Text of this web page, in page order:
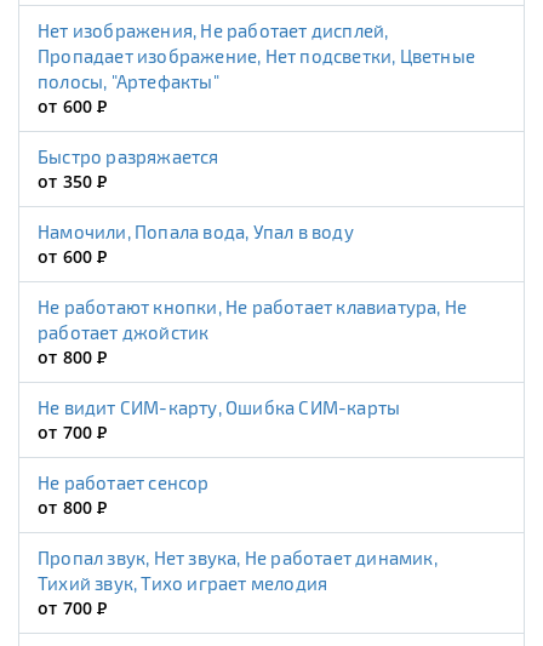
Нет изображения, Не работает дисплей,
Пропадает изображение, Нет подсветки, Цветные
полосы, "Артефакты"
от 600Р
Быстро разряжается
от 350Р
Намочили, Попала вода, Упал в воду
от 600Р
Не работают кнопки, Не работает клавиатура, Не
работает джойстик
от 800Р
Не видит СИМ-карту, Ошибка СИМ-карты
от 700Р
Не работает сенсор
от 800Р
Пропал звук, Нет звука, Не работает динамик,
Тихий звук, Тихо играет мелодия
от 700Р